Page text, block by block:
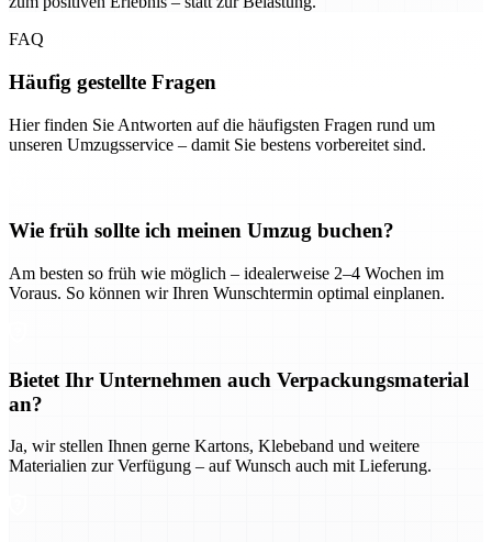
FAQ
Häufig gestellte Fragen
Hier finden Sie Antworten auf die häufigsten Fragen rund um
unseren Umzugsservice – damit Sie bestens vorbereitet sind.
Wie früh sollte ich meinen Umzug buchen?
Am besten so früh wie möglich – idealerweise 2–4 Wochen im
Voraus. So können wir Ihren Wunschtermin optimal einplanen.
Bietet Ihr Unternehmen auch Verpackungsmaterial
an?
Ja, wir stellen Ihnen gerne Kartons, Klebeband und weitere
Materialien zur Verfügung – auf Wunsch auch mit Lieferung.